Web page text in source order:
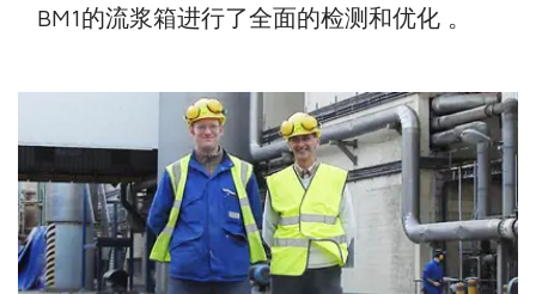
BM1的流浆箱进行了全面的检测和优化 。